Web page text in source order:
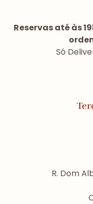
Reservas até às
Só
R. Dom